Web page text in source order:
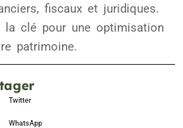
fiscaux et juridiques.
la clé pour une optimisation
patrimoine.
Twitter
WhatsApp